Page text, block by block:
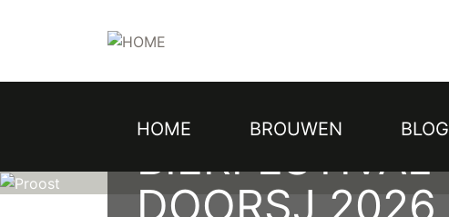
Hoofdnavigatie
HOME BROUWEN BLOG
BIERFESTIVAL
DOORSJ 2026